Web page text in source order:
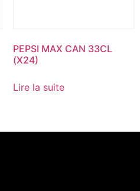
PEPSI MAX CAN 33CL
(X24)
Lire la suite